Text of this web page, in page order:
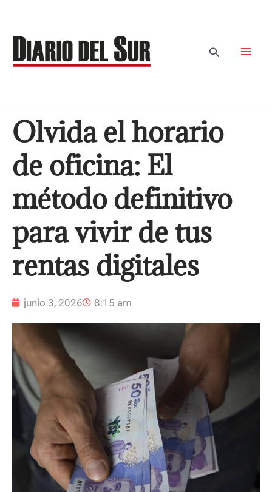
contenido
Buscar
Olvida el horario
de oficina: El
método definitivo
para vivir de tus
rentas digitales
junio 3, 2026 8:15 am